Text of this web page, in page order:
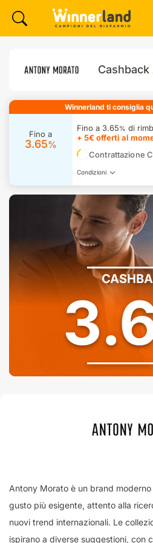
Cashback
Winnerland ti consiglia
Fino a
3.65%
Fino a 3.65% di
+ 5€ offerti al
Contrattazione
Condizioni
Antony Morato è un brand
gusto più esigente, attento alla
nuovi trend internazionali. Le
ispirano a diverse suggestioni, con